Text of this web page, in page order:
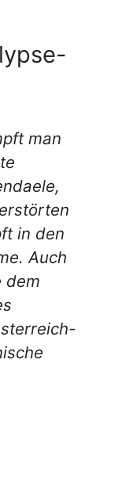
man
in den
Auch
dem